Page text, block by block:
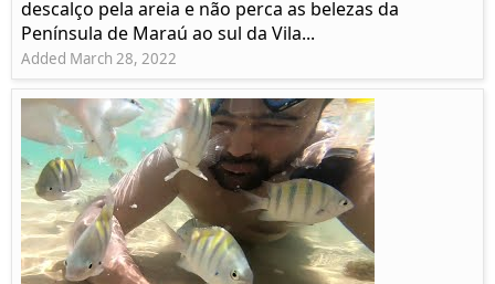
descalço pela areia e não perca as belezas da
Península de Maraú ao sul da Vila...
Added March 28, 2022